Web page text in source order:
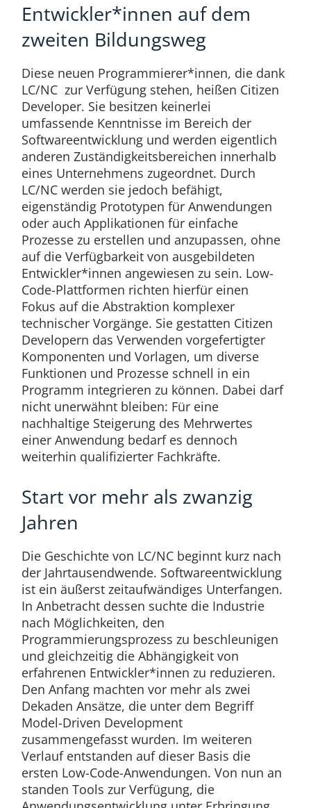
Entwickler*innen auf dem
zweiten Bildungsweg
Diese neuen Programmierer*innen, die dank
LC/NC zur Verfügung stehen, heißen Citizen
Developer. Sie besitzen keinerlei
umfassende Kenntnisse im Bereich der
Softwareentwicklung und werden eigentlich
anderen Zuständigkeitsbereichen innerhalb
eines Unternehmens zugeordnet. Durch
LC/NC werden sie jedoch befähigt,
eigenständig Prototypen für Anwendungen
oder auch Applikationen für einfache
Prozesse zu erstellen und anzupassen, ohne
auf die Verfügbarkeit von ausgebildeten
Entwickler*innen angewiesen zu sein. Low-
Code-Plattformen richten hierfür einen
Fokus auf die Abstraktion komplexer
technischer Vorgänge. Sie gestatten Citizen
Developern das Verwenden vorgefertigter
Komponenten und Vorlagen, um diverse
Funktionen und Prozesse schnell in ein
Programm integrieren zu können. Dabei darf
nicht unerwähnt bleiben: Für eine
nachhaltige Steigerung des Mehrwertes
einer Anwendung bedarf es dennoch
weiterhin qualifizierter Fachkräfte.
Start vor mehr als zwanzig
Jahren
Die Geschichte von LC/NC beginnt kurz nach
der Jahrtausendwende. Softwareentwicklung
ist ein äußerst zeitaufwändiges Unterfangen.
In Anbetracht dessen suchte die Industrie
nach Möglichkeiten, den
Programmierungsprozess zu beschleunigen
und gleichzeitig die Abhängigkeit von
erfahrenen Entwickler*innen zu reduzieren.
Den Anfang machten vor mehr als zwei
Dekaden Ansätze, die unter dem Begriff
Model-Driven Development
zusammengefasst wurden. Im weiteren
Verlauf entstanden auf dieser Basis die
ersten Low-Code-Anwendungen. Von nun an
standen Tools zur Verfügung, die